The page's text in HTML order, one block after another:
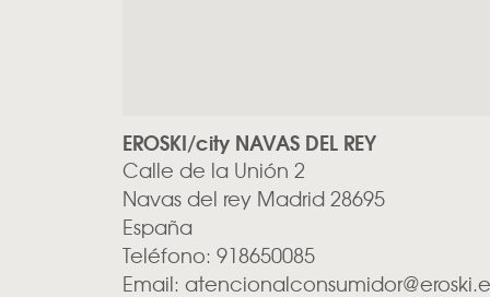
EROSKI/city NAVAS DEL REY
Calle de la Unión 2
Navas del rey Madrid28695
España
Teléfono: 918650085
Email: